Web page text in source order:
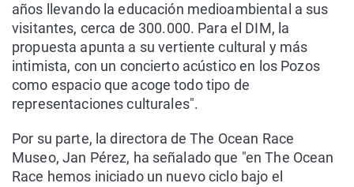
años llevando la educación medioambiental a sus
visitantes, cerca de 300.000. Para el DIM, la
propuesta apunta a su vertiente cultural y más
intimista, con un concierto acústico en los Pozos
como espacio que acoge todo tipo de
representaciones culturales".
Por su parte, la directora de The Ocean Race
Museo, Jan Pérez, ha señalado que "en The Ocean
Race hemos iniciado un nuevo ciclo bajo el